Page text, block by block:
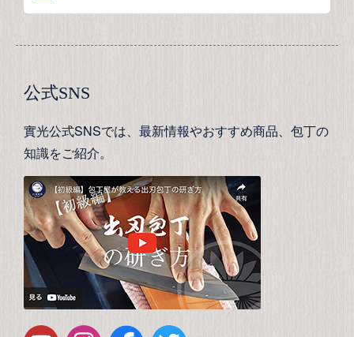
公式SNS
實光公式SNSでは、最新情報やおすすめ商品、包丁の
知識をご紹介。